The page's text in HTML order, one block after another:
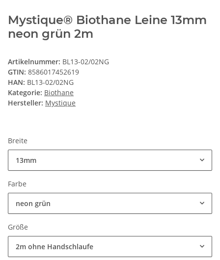
Mystique® Biothane Leine 13mm
neon grün 2m
Artikelnummer: BL13-02/02NG
GTIN: 8586017452619
HAN: BL13-02/02NG
Kategorie: Biothane
Hersteller: Mystique
Breite
13mm
Farbe
neon grün
Größe
2m ohne Handschlaufe